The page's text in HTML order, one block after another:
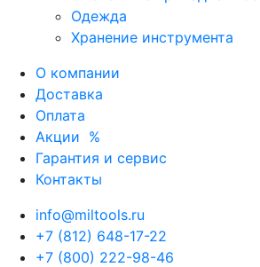
Одежда
Хранение инструмента
О компании
Доставка
Оплата
Акции %
Гарантия и сервис
Контакты
info@miltools.ru
+7 (812) 648-17-22
+7 (800) 222-98-46